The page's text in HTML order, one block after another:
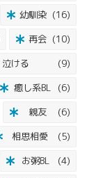
幼馴染 (16)
再会 (10)
泣ける
(9)
癒し系BL
(6)
親友
(6)
相思相愛
(5)
お粥BL
(4)